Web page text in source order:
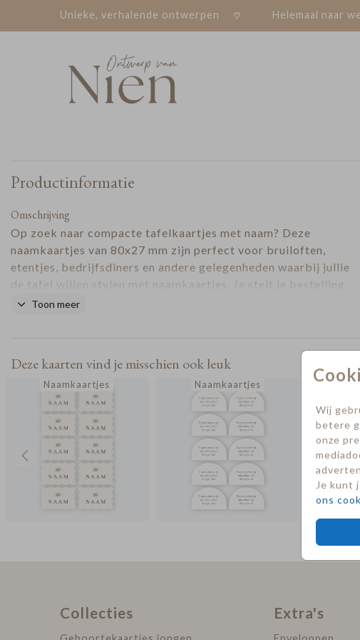
Unieke, verhalende ontwerpen Helemaal naar
Wij
betere
onze
Je kunt
ons
Productinformatie
Omschrijving
Op zoek naar compacte tafelkaartjes met naam? Deze
naamkaartjes van 80x27 mm zijn perfect voor bruiloften,
etentjes, bedrijfsdiners en andere gelegenheden waarbij jullie
de tafel willen stylen met naamkaartjes. Je stelt je bestelling
samen via het optiemenu, waar je het aantal vellen kiest (1 tot
Toon meer
Deze kaarten vind je misschien ook leuk
Naamkaartjes Naamkaartjes
Collecties Extra's